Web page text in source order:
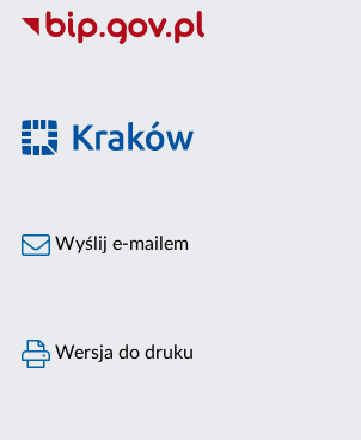
Wyślij e-mailem
Wersja do druku